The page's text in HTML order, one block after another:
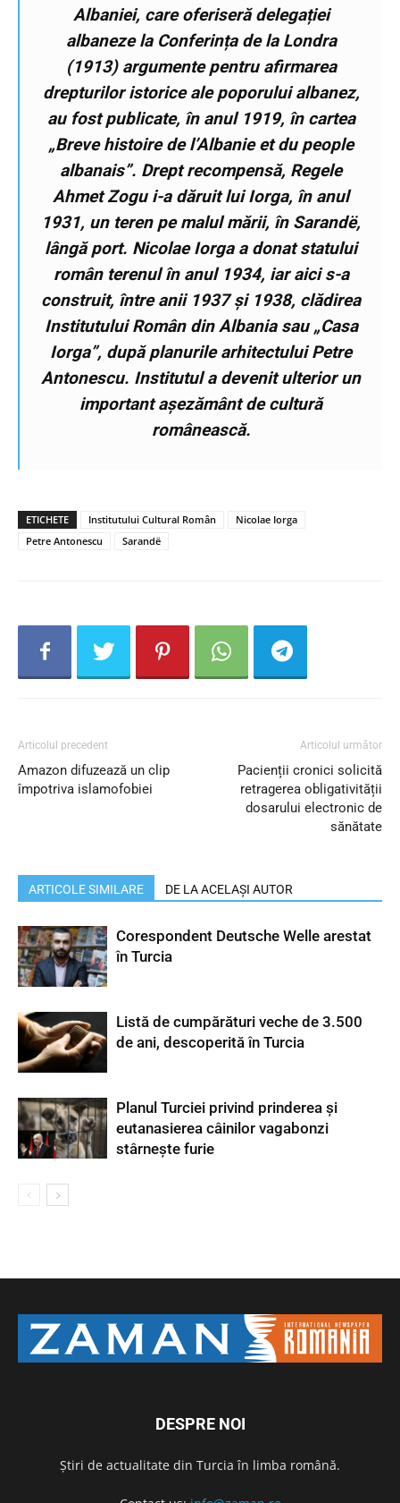
Albaniei, care oferiseră delegației
albaneze la Conferința de la Londra
(1913) argumente pentru afirmarea
drepturilor istorice ale poporului albanez,
au fost publicate, în anul 1919, în cartea
„Breve histoire de l’Albanie et du people
albanais”. Drept recompensă, Regele
Ahmet Zogu i-a dăruit lui Iorga, în anul
1931, un teren pe malul mării, în Sarandë,
lângă port. Nicolae Iorga a donat statului
român terenul în anul 1934, iar aici s-a
construit, între anii 1937 și 1938, clădirea
Institutului Român din Albania sau „Casa
Iorga”, după planurile arhitectului Petre
Antonescu. Institutul a devenit ulterior un
important așezământ de cultură
românească.
ETICHETE Institutului Cultural Român
Nicolae Iorga
Petre Antonescu
Sarandë
Articolul precedent
Amazon difuzează un clip
împotriva islamofobiei
Articolul următor
Pacienții cronici solicită
retragerea obligativității
dosarului electronic de
sănătate
ARTICOLE SIMILARE DE LA ACELAȘI AUTOR
Corespondent Deutsche Welle arestat
în Turcia
Listă de cumpărături veche de 3.500
de ani, descoperită în Turcia
Planul Turciei privind prinderea și
eutanasierea câinilor vagabonzi
stârnește furie
DESPRE NOI
Știri de actualitate din Turcia în limba română.